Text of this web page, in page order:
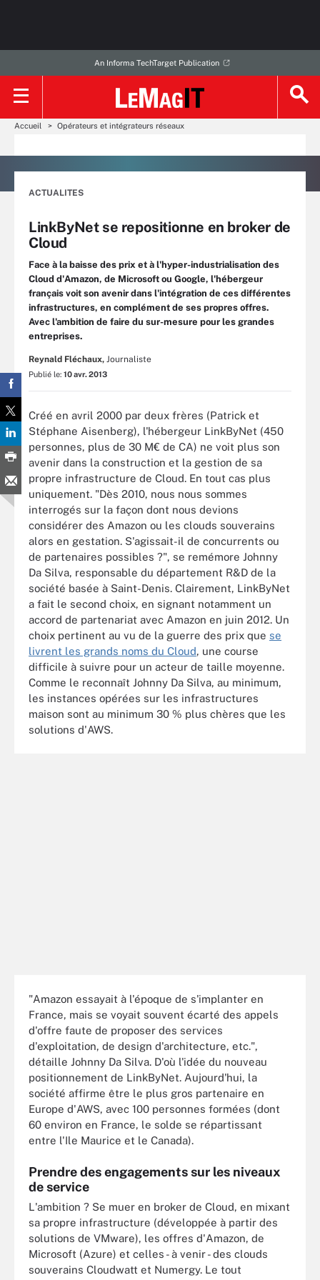
An Informa TechTarget Publication
Accueil Opérateurs et intégrateurs réseaux
ACTUALITES
LinkByNet se repositionne en broker de
Cloud
Face à la baisse des prix et à l'hyper-industrialisation des
Cloud d'Amazon, de Microsoft ou Google, l'hébergeur
français voit son avenir dans l'intégration de ces différentes
infrastructures, en complément de ses propres offres.
Avec l'ambition de faire du sur-mesure pour les grandes
entreprises.
Reynald Fléchaux, Journaliste
Publié le: 10 avr. 2013
Créé en avril 2000 par deux frères (Patrick et
Stéphane Aisenberg), l'hébergeur LinkByNet (450
personnes, plus de 30 M€ de CA) ne voit plus son
avenir dans la construction et la gestion de sa
propre infrastructure de Cloud. En tout cas plus
uniquement. "Dès 2010, nous nous sommes
interrogés sur la façon dont nous devions
considérer des Amazon ou les clouds souverains
alors en gestation. S'agissait-il de concurrents ou
de partenaires possibles ?", se remémore Johnny
Da Silva, responsable du département R&D de la
société basée à Saint-Denis. Clairement, LinkByNet
a fait le second choix, en signant notamment un
accord de partenariat avec Amazon en juin 2012. Un
choix pertinent au vu de la guerre des prix que se
livrent les grands noms du Cloud, une course
difficile à suivre pour un acteur de taille moyenne.
Comme le reconnaît Johnny Da Silva, au minimum,
les instances opérées sur les infrastructures
maison sont au minimum 30 % plus chères que les
solutions d'AWS.
"Amazon essayait à l'époque de s'implanter en
France, mais se voyait souvent écarté des appels
d'offre faute de proposer des services
d'exploitation, de design d'architecture, etc.",
détaille Johnny Da Silva. D'où l'idée du nouveau
positionnement de LinkByNet. Aujourd'hui, la
société affirme être le plus gros partenaire en
Europe d'AWS, avec 100 personnes formées (dont
60 environ en France, le solde se répartissant
entre l'Ile Maurice et le Canada).
Prendre des engagements sur les niveaux
de service
L'ambition ? Se muer en broker de Cloud, en mixant
sa propre infrastructure (développée à partir des
solutions de VMware), les offres d'Amazon, de
Microsoft (Azure) et celles - à venir - des clouds
souverains Cloudwatt et Numergy. Le tout